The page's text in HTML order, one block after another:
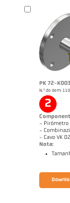
PK 72-K003
N.º do item:
2
- Pirómetro
-
- Cavo VK
Nota:
Catálogo